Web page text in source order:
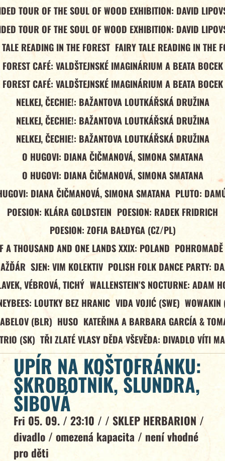
TOUR OF THE SOUL OF WOOD EXHIBITION: DAVID
TOUR OF THE SOUL OF WOOD EXHIBITION: DAVID
READING IN THE FOREST FAIRY TALE READING IN THE
FOREST CAFÉ: VALDŠTEJNSKÉ IMAGINÁRIUM A BEATA BOCEK
FOREST CAFÉ: VALDŠTEJNSKÉ IMAGINÁRIUM A BEATA BOCEK
NELKEJ, ČECHIE!: BAŽANTOVA LOUTKÁŘSKÁ DRUŽINA
NELKEJ, ČECHIE!: BAŽANTOVA LOUTKÁŘSKÁ DRUŽINA
NELKEJ, ČECHIE!: BAŽANTOVA LOUTKÁŘSKÁ DRUŽINA
O HUGOVI: DIANA ČIČMANOVÁ, SIMONA SMATANA
O HUGOVI: DIANA ČIČMANOVÁ, SIMONA SMATANA
DIANA ČIČMANOVÁ, SIMONA SMATANA PLUTO:
POESION: KLÁRA GOLDSTEIN POESION: RADEK FRIDRICH
POESION: ZOFIA BAŁDYGA (CZ/PL)
A THOUSAND AND ONE LANDS XXIX: POLAND
SJEN: VIM KOLEKTIV POLISH FOLK DANCE PARTY:
VÉBROVÁ, TICHÝ WALLENSTEIN’S NOCTURNE: ADAM
LOUTKY BEZ HRANIC VIDA VOJIĆ (SWE) WOWAKIN
(BLR) HUSO KATEŘINA A BARBARA GARCÍA &
(SK) TŘI ZLATÉ VLASY DĚDA VŠEVĚDA: DIVADLO VÍTI
UPÍR NA KOŠTOFRÁNKU:
ŠKROBOTNÍK, ŠLUNDRA,
ŠIBOVÁ
Fri 05. 09. / 23:10 / / SKLEP HERBARION /
divadlo / omezená kapacita / není vhodné
pro děti